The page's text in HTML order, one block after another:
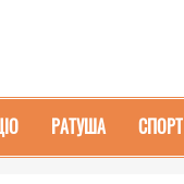
РАТУША СПОРТ